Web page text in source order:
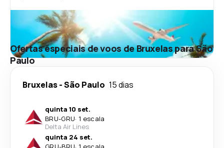
Ofertas especiais de voos de Bruxelas para São
Paulo
Bruxelas-São Paulo 15 dias
quinta 10 set.
BRU-GRU· 1 escala
Delta Air Lines
quinta 24 set.